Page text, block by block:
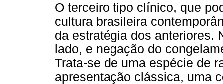
O terceiro tipo clínico, que
cultura brasileira
da estratégia dos anteriores.
lado, e negação do
Trata-se de uma espécie de
apresentação clássica, uma